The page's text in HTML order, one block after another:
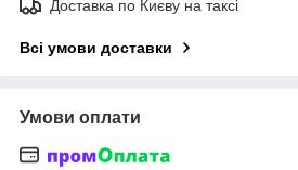
Доставка по Києву на таксі
Всі умови доставки
Умови оплати